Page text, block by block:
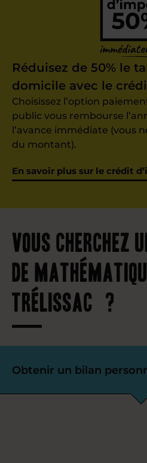
Réduisez de 50% le
domicile avec le
Choisissez l’option
public vous rembourse
l’avance immédiate (vous
du montant).
En savoir plus sur le crédit
Vous cherchez
de
Trélissac ?
Obtenir un bilan